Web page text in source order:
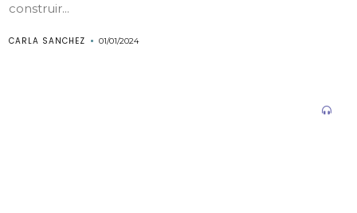
construir...
CARLA SANCHEZ 01/01/2024